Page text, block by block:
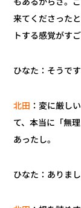
来てくださった
トする感覚がす
ひなた：そうです
北田 ：変に厳し
て、本当に「無
あったし。
ひなた：ありまし